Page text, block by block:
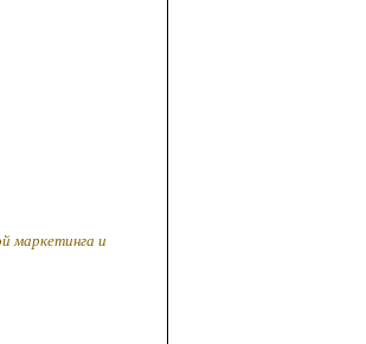
маркетинга и